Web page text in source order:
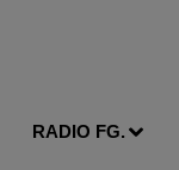
RADIO FG.